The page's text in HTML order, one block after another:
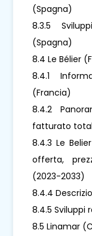
(Spagna)
8.3.5
(Spagna)
8.4 Le Bélier
8.4.1
(Francia)
8.4.2
fatturato
8.4.3 Le
offerta,
(2023-2033)
8.4.4
8.4.5 Sviluppi
8.5 Linamar